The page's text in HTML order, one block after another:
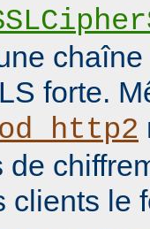
forte.
de
clients le